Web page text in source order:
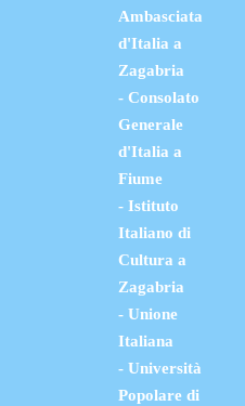
Ambasciata
d'Italia a
Zagabria
- Consolato
Generale
d'Italia a
Fiume
- Istituto
Italiano di
Cultura a
Zagabria
- Unione
Italiana
- Università
Popolare di